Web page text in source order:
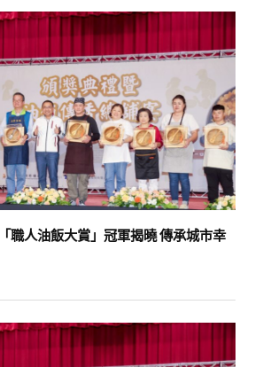
職人油飯大賞」冠軍揭曉 傳承城市幸